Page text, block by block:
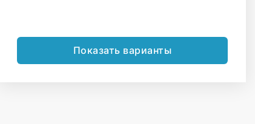
Показать варианты